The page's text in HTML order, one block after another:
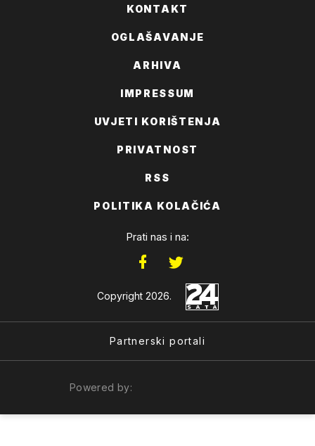
KONTAKT
OGLAŠAVANJE
ARHIVA
IMPRESSUM
UVJETI KORIŠTENJA
PRIVATNOST
RSS
POLITIKA KOLAČIĆA
Prati nas i na:
Copyright 2026.
Partnerski portali
Powered by: